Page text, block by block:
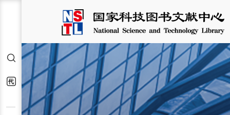
检索
代查代借